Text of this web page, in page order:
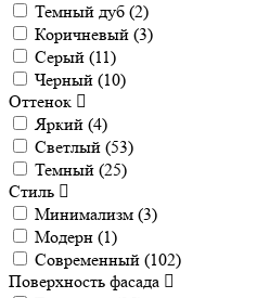
Темный дуб (2)
Коричневый (3)
Серый (11)
Черный (10)
Оттенок
Яркий (4)
Светлый (53)
Темный (25)
Стиль
Минимализм (3)
Модерн (1)
Современный (102)
Поверхность фасада